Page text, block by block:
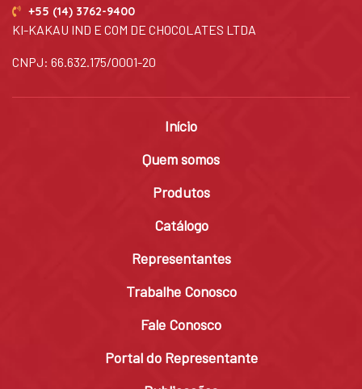
+55 (14) 3762-9400
KI-KAKAU IND E COM DE CHOCOLATES LTDA
CNPJ: 66.632.175/0001-20
Início
Quem somos
Produtos
Catálogo
Representantes
Trabalhe Conosco
Fale Conosco
Portal do Representante